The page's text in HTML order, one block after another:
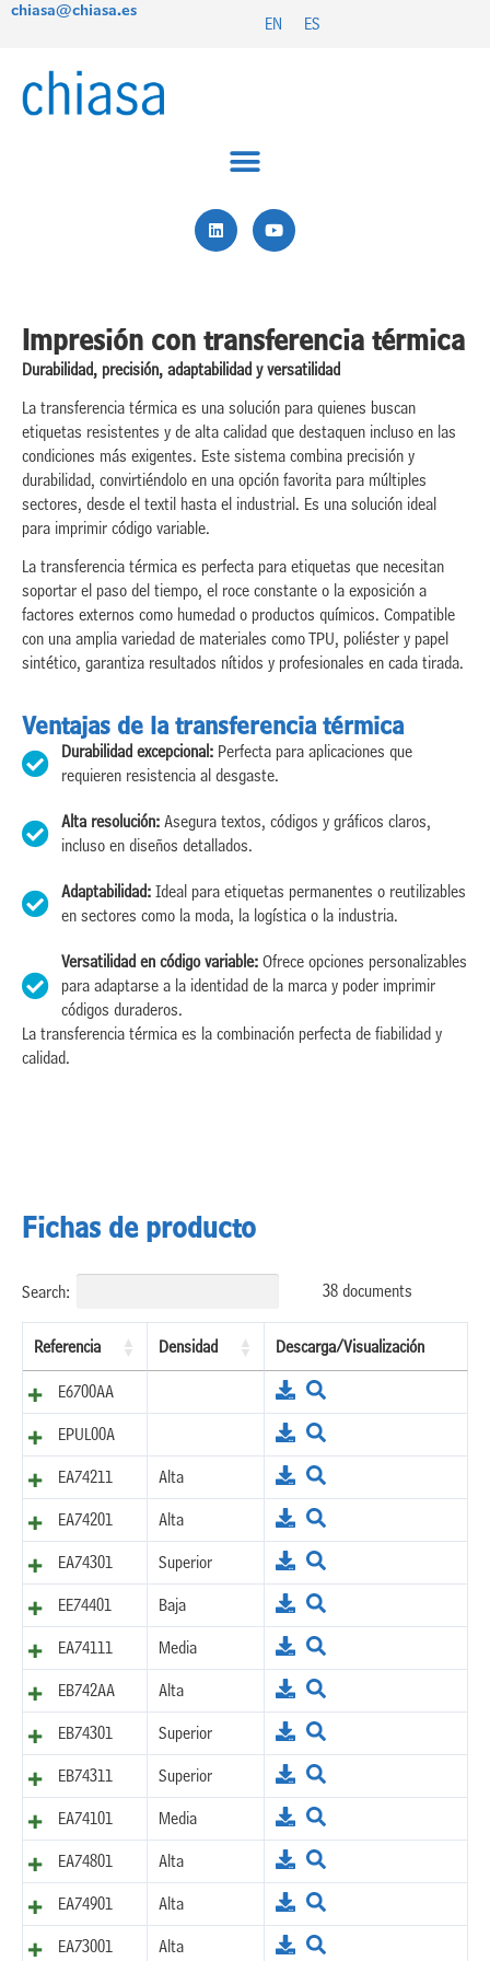
chiasa@chiasa.es
EN ES
L
i
n
n
Y
o
u
Impresión con transferencia térmica
Durabilidad, precisión, adaptabilidad y versatilidad
La transferencia térmica es una solución para quienes buscan
etiquetas resistentes y de alta calidad que destaquen incluso en las
condiciones más exigentes. Este sistema combina precisión y
durabilidad, convirtiéndolo en una opción favorita para múltiples
sectores, desde el textil hasta el industrial. Es una solución ideal
para imprimir código variable.
La transferencia térmica es perfecta para etiquetas que necesitan
soportar el paso del tiempo, el roce constante o la exposición a
factores externos como humedad o productos químicos. Compatible
con una amplia variedad de materiales como TPU, poliéster y papel
sintético, garantiza resultados nítidos y profesionales en cada tirada.
Ventajas de la transferencia térmica
Durabilidad excepcional: Perfecta para aplicaciones que
requieren resistencia al desgaste.
Alta resolución: Asegura textos, códigos y gráficos claros,
incluso en diseños detallados.
Adaptabilidad: Ideal para etiquetas permanentes o reutilizables
en sectores como la moda, la logística o la industria.
Versatilidad en código variable: Ofrece opciones personalizables
para adaptarse a la identidad de la marca y poder imprimir
códigos duraderos.
La transferencia térmica es la combinación perfecta de fiabilidad y
calidad.
Fichas de producto
Search: 38 documents
Referencia Densidad Descarga/Visualización
E6700AA
EPUL00A
EA74211 Alta
EA74201 Alta
EA74301 Superior
EE74401 Baja
EA74111 Media
EB742AA Alta
EB74301 Superior
EB74311 Superior
EA74101 Media
EA74801 Alta
EA74901 Alta
EA73001 Alta